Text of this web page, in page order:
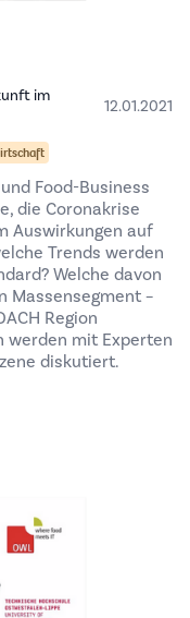
im
12.01.2021
Food-Business
die Coronakrise
Auswirkungen auf
Trends werden
Welche davon
Massensegment –
Region
werden mit Experten
diskutiert.